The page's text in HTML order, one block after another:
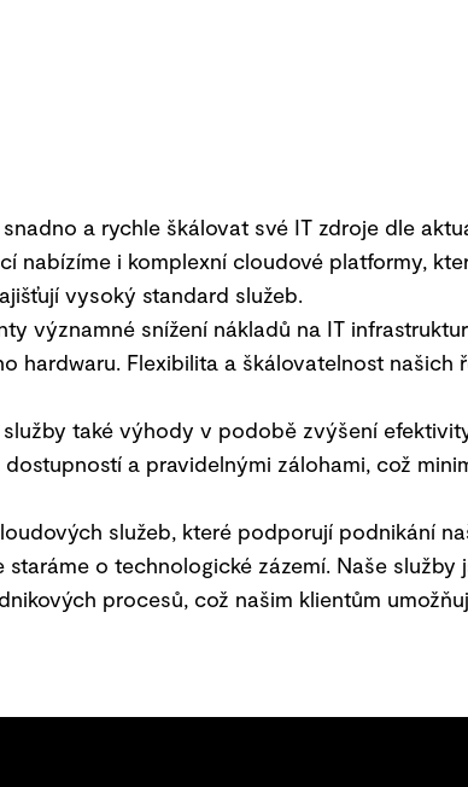
a rychle škálovat své IT zdroje dle
nabízíme i komplexní cloudové platformy,
vysoký standard služeb.
významné snížení nákladů na IT
hardwaru. Flexibilita a škálovatelnost
také výhody v podobě zvýšení
a pravidelnými zálohami, což
služeb, které podporují podnikání
o technologické zázemí. Naše
procesů, což našim klientům